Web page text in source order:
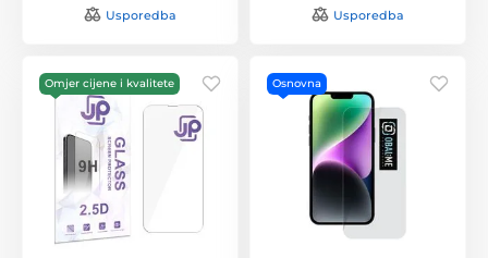
Usporedba Usporedba
Omjer cijene i kvalitete Osnovna